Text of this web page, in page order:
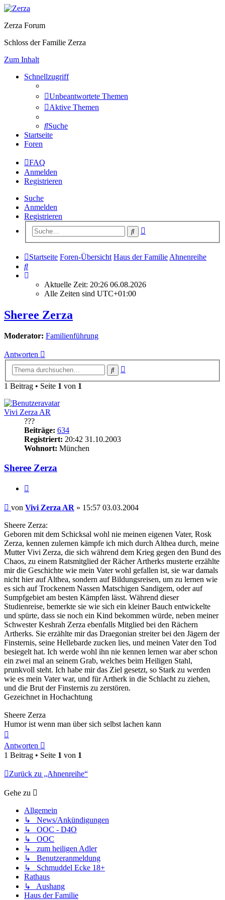
Zerza Forum
Schloss der Familie Zerza
Zum Inhalt
Schnellzugriff
Unbeantwortete Themen
Aktive Themen
Suche
Startseite
Foren
FAQ
Anmelden
Registrieren
Suche
Anmelden
Registrieren
Suche
Startseite Foren-Übersicht Haus der Familie Ahnenreihe
Suche
Aktuelle Zeit: 20:26 06.08.2026
Alle Zeiten sind UTC+01:00
Sheree Zerza
Moderator: Familienführung
Antworten
Suche
1 Beitrag • Seite 1 von 1
Vivi Zerza AR
???
Beiträge: 634
Registriert: 20:42 31.10.2003
Wohnort: München
Sheree Zerza
Beitrag
von Vivi Zerza AR » 15:57 03.03.2004
Sheere Zerza:
Geboren mit dem Schicksal wohl nie meinen eigenen Vater, Rosk
Zerza, kennen zulernen kämpfe ich mich durch Althea durch, meine
Mutter Vivi Zerza, die sich während dem Krieg gegen den Bund des
Chaos, zu einem Ratsmitglied der Rächer Artherks musterte erzählte
mir die Geschichte wie mein Vater wohl gefallen ist, sie war damals
nicht hier auf Althea, sondern auf Bildungsreisen, um zu lernen wie
es sich auf Trockenem Nassen Matschigen Sandigem, oder auf
Sumpfgebiet am besten Kämpfen lässt. Während dieser
Studienreise, bemerkte sie wie sich ein kleiner Bauch entwickelte
und spürte, dass sie noch ein Kind bekommen würde, neben meiner
Schwester Keshrah Zerza ebenfalls Mitglied bei den Rächern
Artherks. Sie erzählte mir das Draegonian streiter bei den Jägern der
Finsternis, seine Hellebarde zucken lies, und meinen Vater den Tod
besiegelt hat. Ich werde wohl ihn nie kennen lernen war aber schon
ein zwei mal an seinem Grab, welches beim Heiligen Stahl,
prunkvoll steht. Ich habe mir das Ziel gesetzt, so Stark zu werden
wie es mein Vater war, und für Artherk in die Schlacht zu ziehen,
und die Brut der Finsternis zu zerstören.
Gezeichnet in Hochachtung
Sheere Zerza
Humor ist wenn man über sich selbst lachen kann
oben
Antworten
1 Beitrag • Seite 1 von 1
Zurück zu „Ahnenreihe“
Gehe zu
Allgemein
↳ News/Ankündigungen
↳ OOC - D4O
↳ OOC
↳ zum heiligen Adler
↳ Benutzeranmeldung
↳ Schmuddel Ecke 18+
Rathaus
↳ Aushang
Haus der Familie